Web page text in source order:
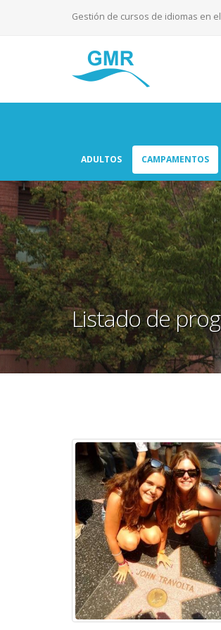
Gestión de cursos de idiomas en
ADULTOS CAMPAMENTOS
Listado de